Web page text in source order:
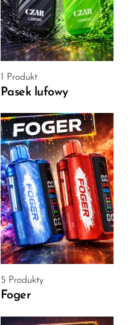
1 Produkt
Pasek lufowy
5 Produkty
Foger